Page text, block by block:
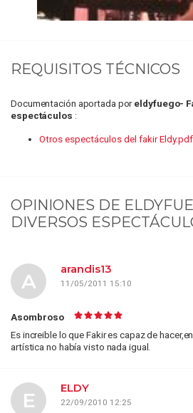
REQUISITOS TÉCNICOS
Documentación aportada poreldyfuego-
espectáculos :
Otros espectáculos del fakir Eldy.pdf
OPINIONES DE
DIVERSOS
arandis13
11/05/2011 15:10
A
Asombroso
Es increible lo que Fakir es capaz de
artística no había visto nada igual.
ELDY
22/09/2010 12:25
E